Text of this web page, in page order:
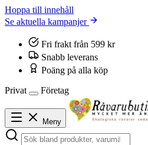
Hoppa till innehåll
Se aktuella kampanjer
Fri frakt från 599 kr
Snabb leverans
Poäng på alla köp
Privat
Företag
Meny